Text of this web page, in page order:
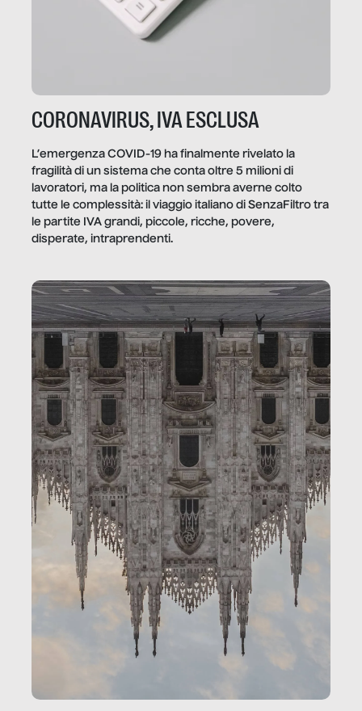
CORONAVIRUS, IVA ESCLUSA
L’emergenza COVID-19 ha finalmente rivelato la
fragilità di un sistema che conta oltre 5 milioni di
lavoratori, ma la politica non sembra averne colto
tutte le complessità: il viaggio italiano di SenzaFiltro tra
le partite IVA grandi, piccole, ricche, povere,
disperate, intraprendenti.